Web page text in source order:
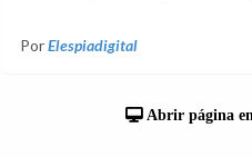
PorElespiadigital
Abrir página